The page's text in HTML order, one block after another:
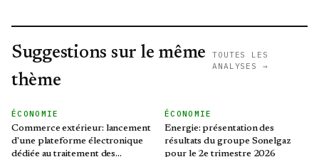
Suggestions sur le même
thème
TOUTES LES
ANALYSES →
ÉCONOMIE
Commerce extérieur: lancement
d'une plateforme électronique
dédiée au traitement des
ÉCONOMIE
Energie: présentation des
résultats du groupe Sonelgaz
pour le 2e trimestre 2026